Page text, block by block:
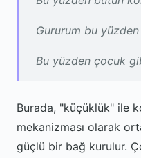
Gururum bu yüzden
Bu yüzden çocuk
Burada, "küçüklük" ile
mekanizması olarak
güçlü bir bağ kurulur.